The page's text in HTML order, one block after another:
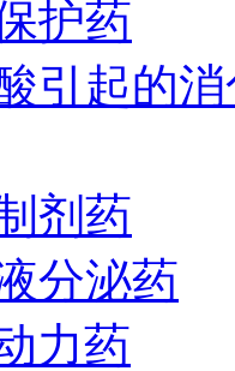
护药
引起的
剂药
分泌药
力药